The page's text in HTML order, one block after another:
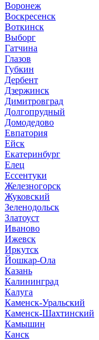
Воронеж
Воскресенск
Воткинск
Выборг
Гатчина
Глазов
Губкин
Дербент
Дзержинск
Димитровград
Долгопрудный
Домодедово
Евпатория
Ейск
Екатеринбург
Елец
Ессентуки
Железногорск
Жуковский
Зеленодольск
Златоуст
Иваново
Ижевск
Иркутск
Йошкар-Ола
Казань
Калининград
Калуга
Каменск-Уральский
Каменск-Шахтинский
Камышин
Канск